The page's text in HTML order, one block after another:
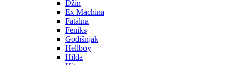
Džin
Ex Machina
Fatalna
Feniks
Godišnjak
Hellboy
Hilda